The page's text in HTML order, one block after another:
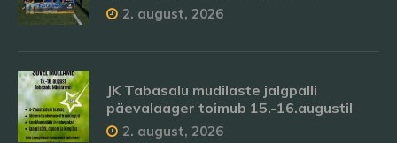
2. august, 2026
JK Tabasalu mudilaste jalgpalli
päevalaager toimub 15.-16.augustil
2. august, 2026